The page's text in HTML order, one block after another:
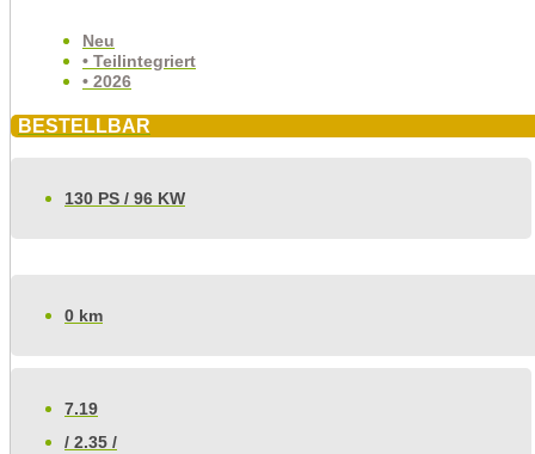
Neu
• Teilintegriert
• 2026
BESTELLBAR
130 PS / 96 KW
0 km
7.19
/ 2.35 /